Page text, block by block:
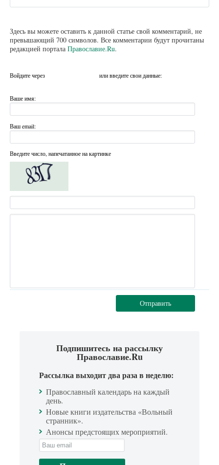
Здесь вы можете оставить к данной статье свой комментарий, не
превышающий 700 символов. Все комментарии будут прочитаны
редакцией портала Православие.Ru.
Войдите через или введите свои данные:
Ваше имя:
Ваш email:
Введите число, напечатанное на картинке
Отправить
Подпишитесь на рассылку
Православие.Ru
Рассылка выходит два раза в неделю:
Православный календарь на каждый
день.
Новые книги издательства «Вольный
странник».
Анонсы предстоящих мероприятий.